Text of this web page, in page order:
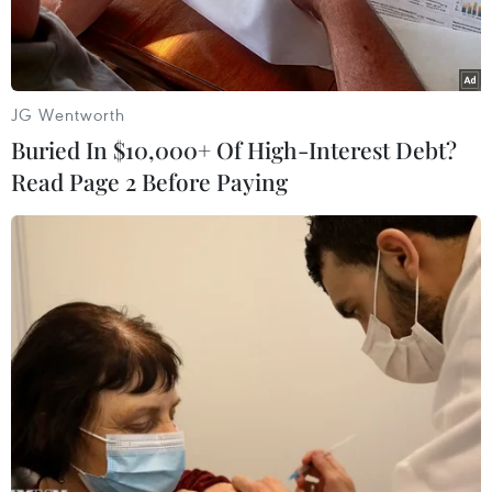
Phi.
Dây chuyền chế biến, đóng gói gạo thành phẩm tại nhà máy
chế biến lương thực Long An (thuộc Tổng công ty Lương thực
miền Nam - Vinafood 2). (Ảnh: Vũ Sinh/TTXVN)
Thị trường gạo châu Á
JG Wentworth
Buried In $10,000+ Of High-Interest Debt?
Read Page 2 Before Paying